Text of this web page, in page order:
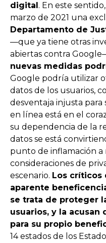
digital . En este sentido,
marzo de 2021 una
Departamento de
—que ya tiene otras
abiertas contra
nuevas medidas
Google podría utilizar
datos de los usuarios,
desventaja injusta para
en línea está en el
su dependencia de la
datos se está
punto de inflamación a
consideraciones de
escenario. Los críticos
aparente
se trata de proteger
usuarios, y la acusan
para su propio
14 estados de los